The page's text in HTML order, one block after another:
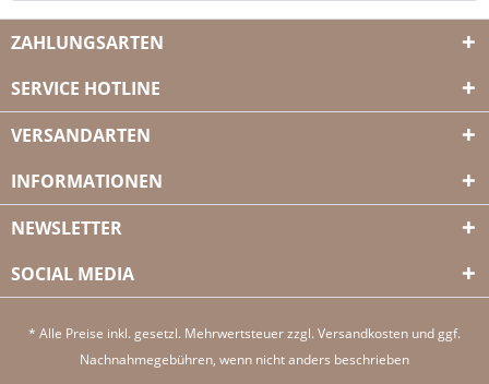
ZAHLUNGSARTEN
SERVICE HOTLINE
VERSANDARTEN
INFORMATIONEN
NEWSLETTER
SOCIAL MEDIA
* Alle Preise inkl. gesetzl. Mehrwertsteuer zzgl. Versandkosten und ggf.
Nachnahmegebühren, wenn nicht anders beschrieben